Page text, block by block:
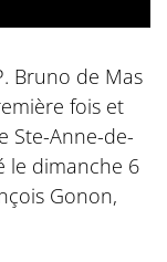
Bruno de Mas
fois et
Ste-Anne-de-
le dimanche 6
Gonon,